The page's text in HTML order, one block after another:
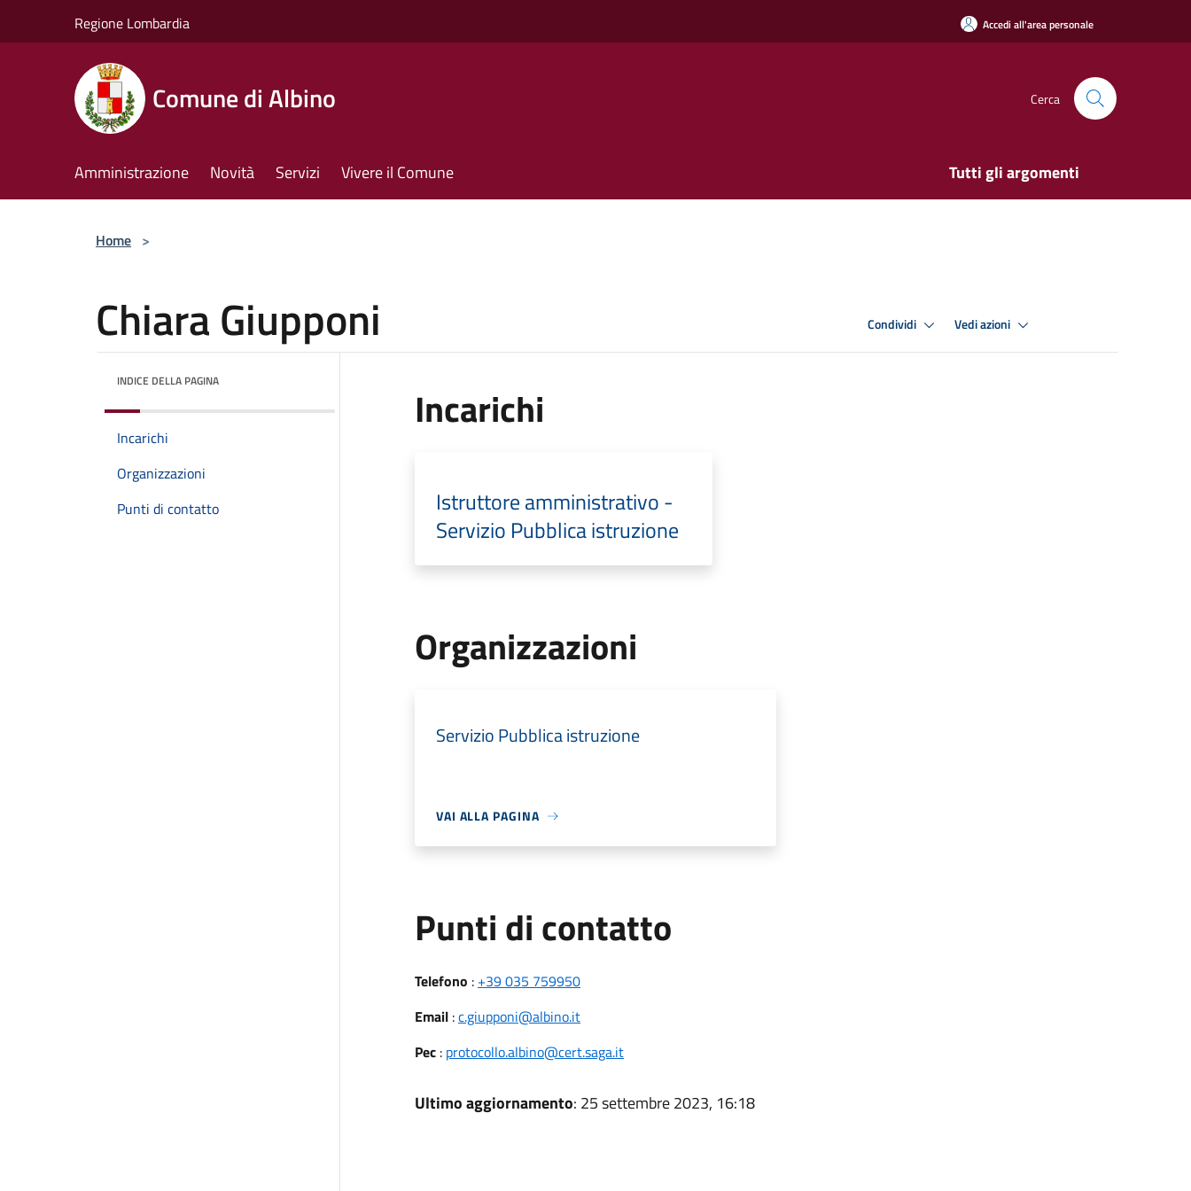
Regione Lombardia Accedi all'area personale
Comune di Albino Cerca
Amministrazione Novità Servizi Vivere il Comune Tutti gli argomenti
Home >
Chiara Giupponi Condividi Vedi azioni
INDICE DELLA PAGINA
Incarichi
Organizzazioni
Punti di contatto
Incarichi
Istruttore amministrativo -
Servizio Pubblica istruzione
Organizzazioni
Servizio Pubblica istruzione
VAI ALLA PAGINA
Punti di contatto
Telefono : +39 035 759950
Email:c.giupponi@albino.it
Pec: protocollo.albino@cert.saga.it
Ultimo aggiornamento: 25 settembre 2023, 16:18